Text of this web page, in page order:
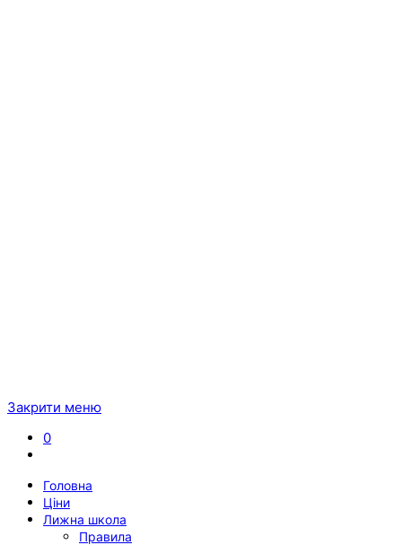
Закрити меню
0
Головна
Ціни
Лижна школа
Правила